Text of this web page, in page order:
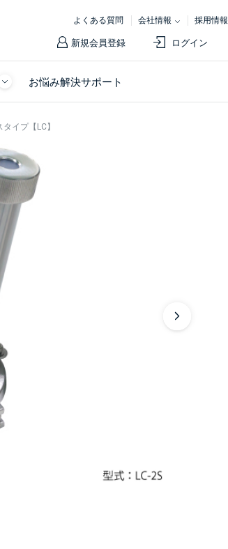
よくある質問 会社情報 採用情報
新規会員登録 ログイン
お悩み解決サポート
イプ【LC】